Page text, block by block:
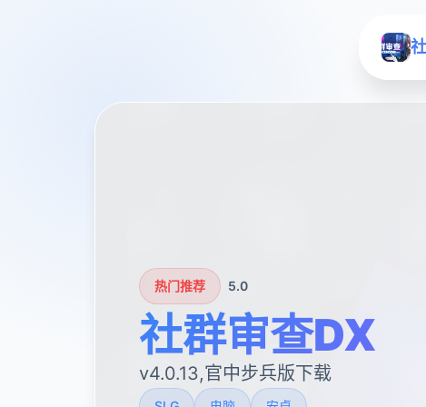
热门推荐 5.0
社群审查DX
v4.0.13,官中步兵版下载